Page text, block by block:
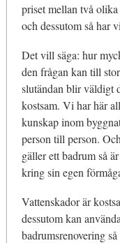
priset mellan två
och dessutom så har
Det vill säga: hur
den frågan kan till
slutändan blir väldigt
kostsam. Vi har här
kunskap inom
person till person.
gäller ett badrum så
kring sin egen
Vattenskador är
dessutom kan
badrumsrenovering